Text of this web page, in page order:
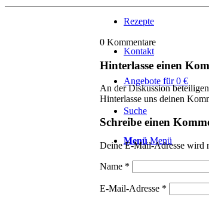
Rezepte
Kontakt
Angebote für 0 €
Suche
Menü Menü
0 Kommentare
Hinterlasse einen
An der Diskussion
Hinterlasse uns deinen
Schreibe einen
Deine E-Mail-Adresse wird
Name *
E-Mail-Adresse *